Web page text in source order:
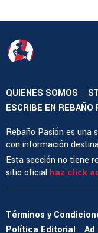
QUIENES SOMOS |
ESCRIBE EN REBAÑO
Rebaño Pasión es una
con información
Esta sección no tiene
sitio oficial haz click
Términos y
Política Editorial
Ad